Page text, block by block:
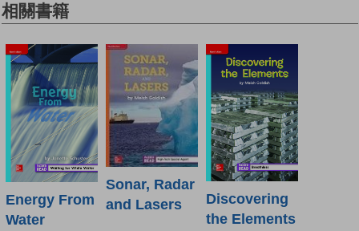
相關書籍
Energy From
Water
Sonar, Radar
and Lasers
Discovering
the Elements